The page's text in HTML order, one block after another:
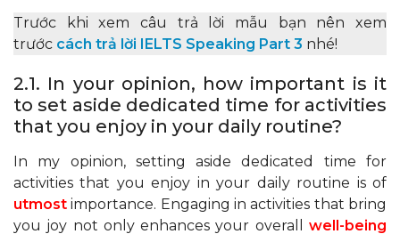
Trước khi xem câu trả lời mẫu bạn nên xem
trước cách trả lời IELTS Speaking Part 3 nhé!
2.1. In your opinion, how important is it
to set aside dedicated time for activities
that you enjoy in your daily routine?
In my opinion, setting aside dedicated time for
activities that you enjoy in your daily routine is of
utmost importance. Engaging in activities that bring
you joy not only enhances your overall well-being